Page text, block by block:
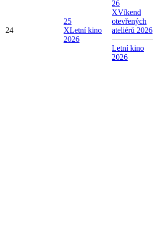
24
25
XLetní kino
2026
26
XVíkend
otevřených
ateliérů 2026
Letní kino
2026